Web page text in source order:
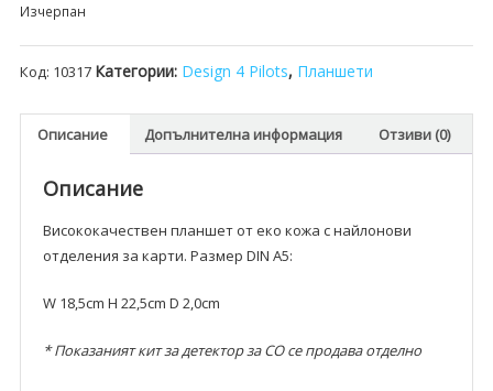
Изчерпан
Код: 10317 Категории: Design 4 Pilots, Планшети
Описание Допълнителна информация Отзиви (0)
Описание
Висококачествен планшет от еко кожа с найлонови
отделения за карти. Размер DIN A5:
W 18,5cm H 22,5cm D 2,0cm
* Показаният кит за детектор за CO се продава отделно